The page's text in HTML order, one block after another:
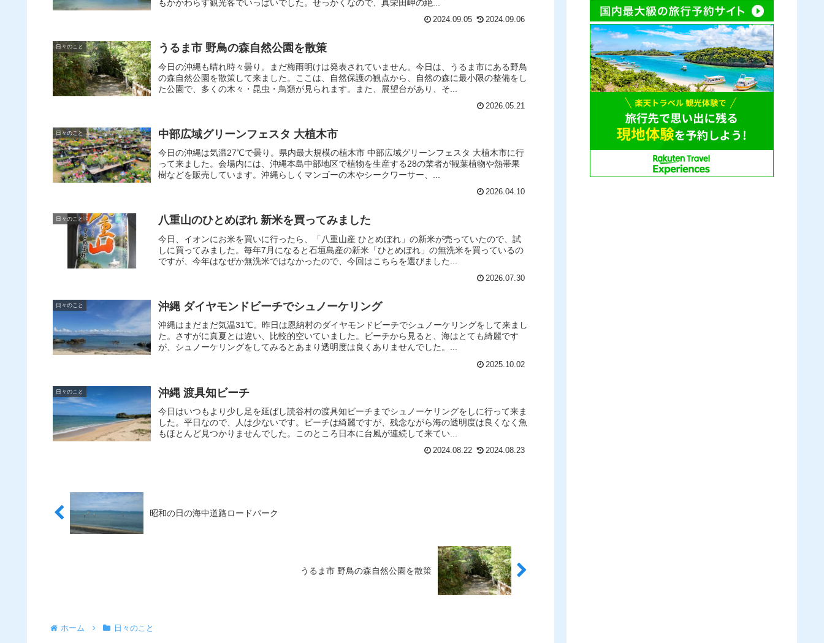
もかかわらず観光客でいっぱいでした。せっかくなので、真栄田岬の絶...
2024.09.05 2024.09.06
日々のこと うるま市 野鳥の森自然公園を散策
今日の沖縄も晴れ時々曇り。まだ梅雨明けは発表されていません。今日は、うるま市にある野鳥
の森自然公園を散策して来ました。ここは、自然保護の観点から、自然の森に最小限の整備をし
た公園で、多くの木々・昆虫・鳥類が見られます。また、展望台があり、そ...
2026.05.21
日々のこと 中部広域グリーンフェスタ 大植木市
今日の沖縄は気温27℃で曇り。県内最大規模の植木市 中部広域グリーンフェスタ 大植木市に行
って来ました。会場内には、沖縄本島中部地区で植物を生産する28の業者が観葉植物や熱帯果
樹などを販売しています。沖縄らしくマンゴーの木やシークワーサー、...
2026.04.10
日々のこと 八重山のひとめぼれ 新米を買ってみました
今日、イオンにお米を買いに行ったら、「八重山産 ひとめぼれ」の新米が売っていたので、試
しに買ってみました。毎年7月になると石垣島産の新米「ひとめぼれ」の無洗米を買っているの
ですが、今年はなぜか無洗米ではなかったので、今回はこちらを選びました...
2026.07.30
日々のこと 沖縄 ダイヤモンドビーチでシュノーケリング
沖縄はまだまだ気温31℃。昨日は恩納村のダイヤモンドビーチでシュノーケリングをして来まし
た。さすがに真夏とは違い、比較的空いていました。ビーチから見ると、海はとても綺麗です
が、シュノーケリングをしてみるとあまり透明度は良くありませんでした。...
2025.10.02
日々のこと 沖縄 渡具知ビーチ
今日はいつもより少し足を延ばし読谷村の渡具知ビーチまでシュノーケリングをしに行って来ま
した。平日なので、人は少ないです。ビーチは綺麗ですが、残念ながら海の透明度は良くなく魚
もほとんど見つかりませんでした。このところ日本に台風が連続して来てい...
2024.08.22 2024.08.23
昭和の日の海中道路ロードパーク
うるま市 野鳥の森自然公園を散策
ホーム 日々のこと